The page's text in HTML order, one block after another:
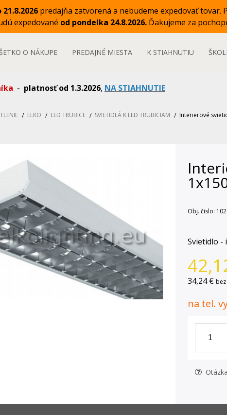
21.8.2026 predajňa zatvorená a nebudeme expedovať tovar.
expedované od pondelka 24.8.2026. Ďakujeme za
O NÁKUPE PREDAJNÉ MIESTA K STIAHNUTIU
- platnosť od 1.3.2026, NA STIAHNUTIE
ELKO LED TRUBICE SVIETIDLÁ K LED TRUBICIAM Interierové
Obj. čislo:
Svietidlo -
34,24 € bez
na tel.